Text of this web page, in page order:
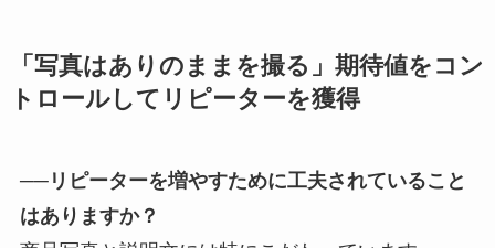
「写真はありのままを撮る」期待値をコン
トロールしてリピーターを獲得
──リピーターを増やすために工夫されていること
はありますか？